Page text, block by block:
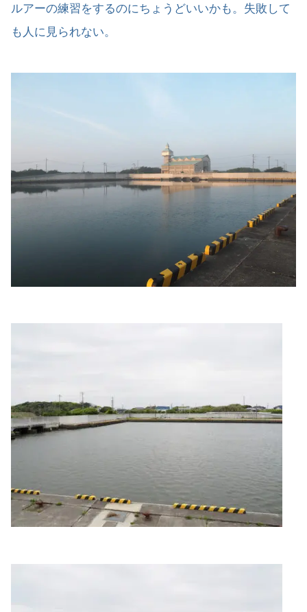
ルアーの練習をするのにちょうどいいかも。失敗して
も人に見られない。